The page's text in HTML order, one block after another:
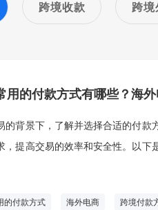
跨境收款 跨境
用的付款方式有哪些？海
的背景下，了解并选择合适的付款
，提高交易的效率和安全性。以下
的付款方式 海外电商 跨境付款